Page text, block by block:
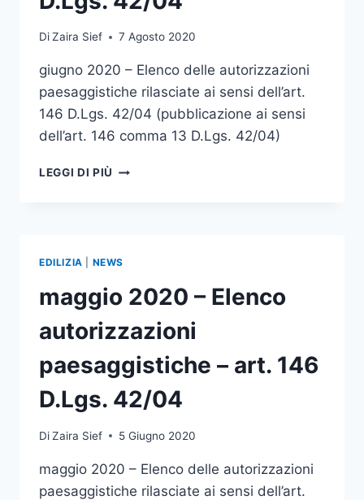
DiZaira Sief 7 Agosto 2020
giugno 2020 – Elenco delle autorizzazioni
paesaggistiche rilasciate ai sensi dell’art.
146 D.Lgs. 42/04 (pubblicazione ai sensi
dell’art. 146 comma 13 D.Lgs. 42/04)
LEGGI DI PIÙ GIUGNO
ART.
146
42/04
EDILIZIA NEWS
maggio 2020 – Elenco
autorizzazioni
paesaggistiche – art. 146
D.Lgs. 42/04
DiZaira Sief 5 Giugno 2020
maggio 2020 – Elenco delle autorizzazioni
paesaggistiche rilasciate ai sensi dell’art.